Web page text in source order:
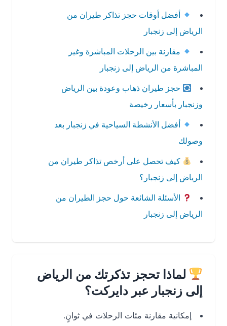
أفضل أوقات حجز تذاكر طيران من
الرياض إلى زنجبار
مقارنة بين الرحلات المباشرة وغير
المباشرة من الرياض إلى زنجبار
حجز طيران ذهاب وعودة بين الرياض
وزنجبار بأسعار رخيصة
أفضل الأنشطة السياحية في زنجبار بعد
وصولك
كيف تحصل على أرخص تذاكر طيران من
الرياض إلى زنجبار؟
الأسئلة الشائعة حول حجز الطيران من
الرياض إلى زنجبار
لماذا تحجز تذكرتك من الرياض
إلى زنجبار عبر دايركت؟
إمكانية مقارنة مئات الرحلات في ثوانٍ.